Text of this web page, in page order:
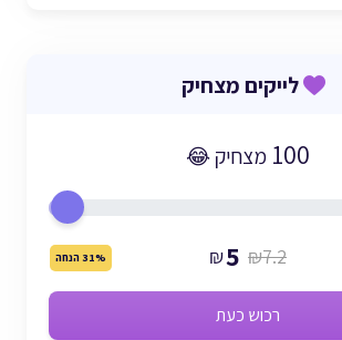
לייקים מצחיק
100 מצחיק 😂
₪5 ₪7.2 31% הנחה
רכוש כעת